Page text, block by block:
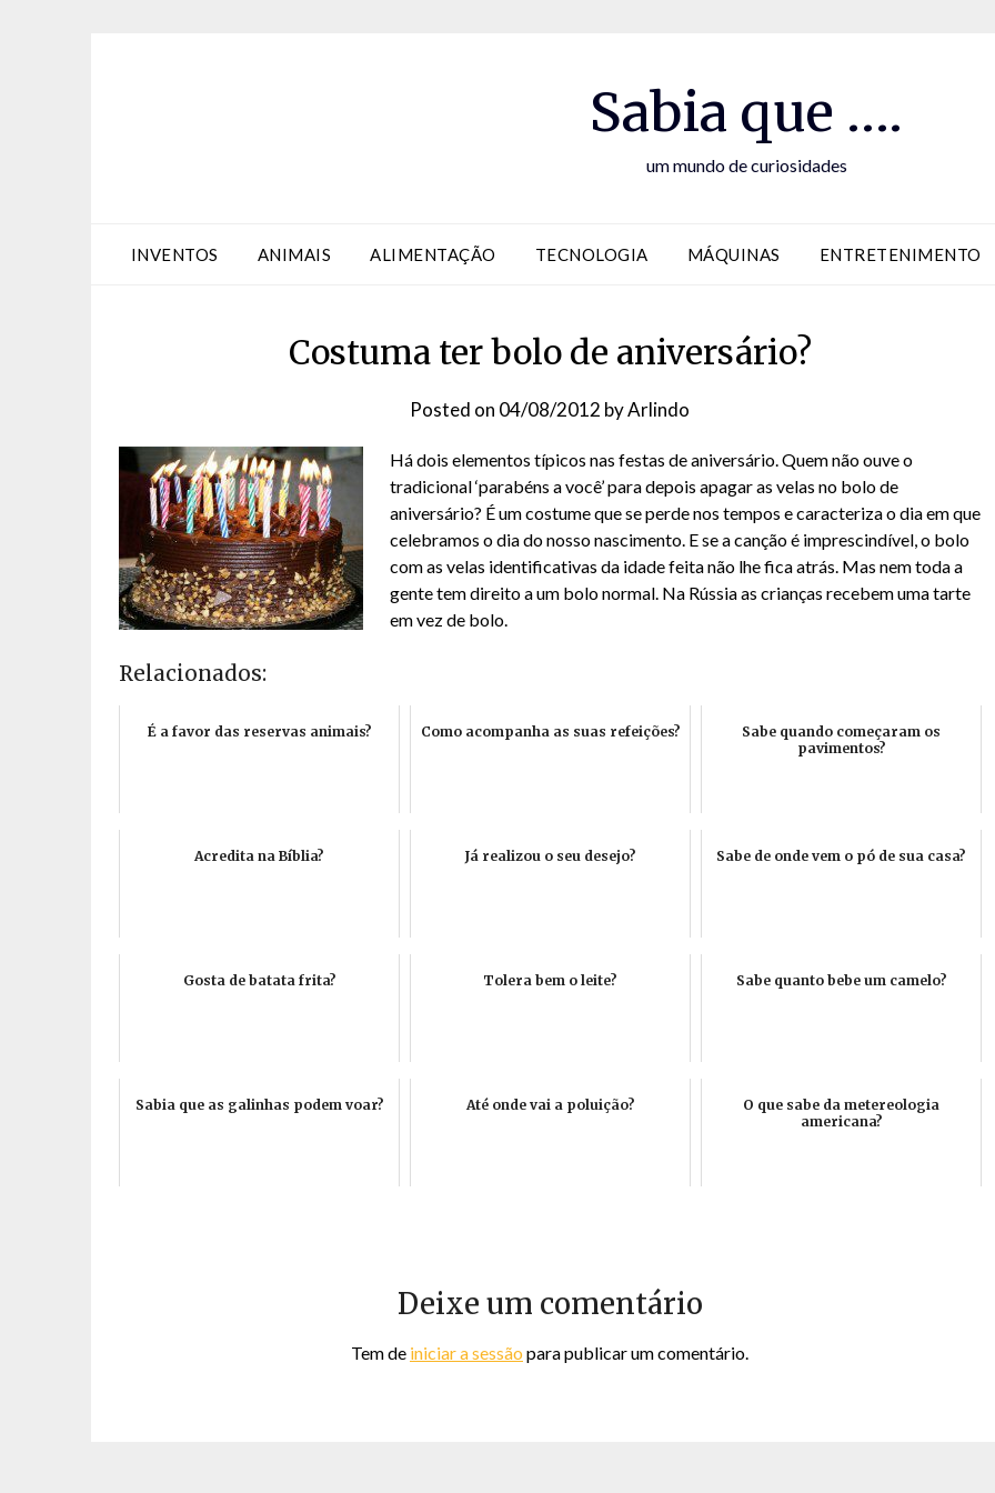
Sabia que ….
um mundo de curiosidades
INVENTOS ANIMAIS ALIMENTAÇÃO TECNOLOGIA MÁQUINAS ENTRETENIMENTO
Costuma ter bolo de aniversário?
Posted on 04/08/2012 byArlindo
Há dois elementos típicos nas festas de aniversário. Quem não ouve o
tradicional ‘parabéns a você’ para depois apagar as velas no bolo de
aniversário? É um costume que se perde nos tempos e caracteriza o dia em que
celebramos o dia do nosso nascimento. E se a canção é imprescindível, o bolo
com as velas identificativas da idade feita não lhe fica atrás. Mas nem toda a
gente tem direito a um bolo normal. Na Rússia as crianças recebem uma tarte
em vez de bolo.
Relacionados:
É a favor das reservas animais? Como acompanha as suas refeições?
Sabe quando começaram os
pavimentos?
Acredita na Bíblia? Já realizou o seu desejo? Sabe de onde vem o pó de sua casa?
Gosta de batata frita? Tolera bem o leite? Sabe quanto bebe um camelo?
Sabia que as galinhas podem voar? Até onde vai a poluição?
O que sabe da metereologia
americana?
Deixe um comentário
Tem de iniciar a sessão para publicar um comentário.